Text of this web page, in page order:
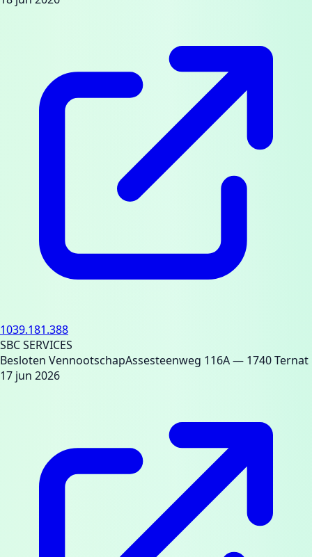
1039.181.388
SBC SERVICES
Besloten VennootschapAssesteenweg 116A— 1740 Ternat
17 jun 2026